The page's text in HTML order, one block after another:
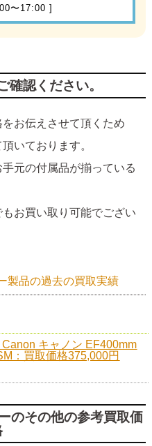
〜17:00 ]
確認ください。
お伝えさせて頂くため
いております。
元の付属品が揃っている
お買い取り可能でござい
製品の過去の買取実績
Canon キャノン EF400mm
：買取価格375,000円
のその他の参考買取価